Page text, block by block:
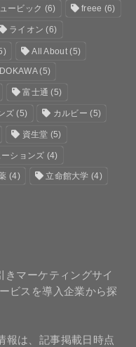
ービック (6) freee (6)
ライオン (6)
All About(5)
(5)
富士通 (5)
ズ (5) カルビー (5)
資生堂 (5)
ションズ (4)
(4) 立命館大学 (4)
マーケティングサイ
ビスを導入企業から探
報は、記事掲載日時点